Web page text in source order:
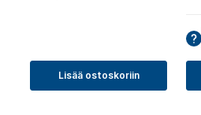
Lisää ostoskoriin